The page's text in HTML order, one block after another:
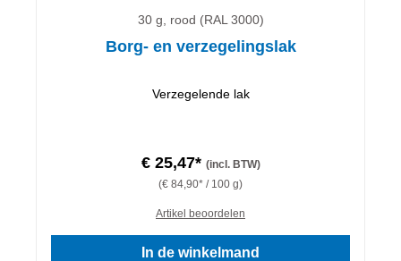
30 g, rood (RAL 3000)
Borg- en verzegelingslak
Verzegelende lak
€ 25,47* (incl. BTW)
(€ 84,90* / 100 g)
Artikel beoordelen
In de winkelmand